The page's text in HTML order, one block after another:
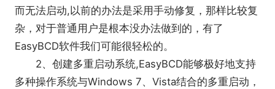
而无法启动,以前的办法是采用手动修复，那样比较复
杂，对于普通用户是根本没办法做到的，有了
EasyBCD软件我们可能很轻松的。
2、创建多重启动系统,EasyBCD能够极好地支持
多种操作系统与Windows 7、Vista结合的多重启动，